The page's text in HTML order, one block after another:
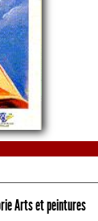
Arts et peintures